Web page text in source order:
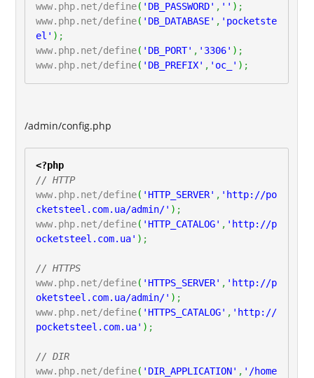
www.php.net/define( 'DB_PASSWORD' , '' ) ;
www.php.net/define( 'DB_DATABASE' , 'pocketste
el' ) ;
www.php.net/define( 'DB_PORT' , '3306' ) ;
www.php.net/define( 'DB_PREFIX' , 'oc_' ) ;
/admin/config.php
<?php
// HTTP
www.php.net/define( 'HTTP_SERVER' , 'http://po
cketsteel.com.ua/admin/' ) ;
www.php.net/define( 'HTTP_CATALOG' , 'http://p
ocketsteel.com.ua' ) ;
// HTTPS
www.php.net/define( 'HTTPS_SERVER' , 'http://p
oketsteel.com.ua/admin/' ) ;
www.php.net/define( 'HTTPS_CATALOG' , 'http://
pocketsteel.com.ua' ) ;
// DIR
www.php.net/define( 'DIR_APPLICATION' , '/home